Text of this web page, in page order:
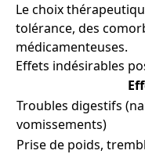
Le choix
tolérance, des
médicamenteuses.
Effets indésirables
Troubles digestifs
vomissements)
Prise de poids,